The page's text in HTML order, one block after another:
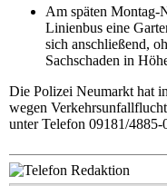
Am späten Montag-
Linienbus eine
sich anschließend,
Sachschaden in
Die Polizei Neumarkt hat
wegen
unter Telefon 09181/4885-